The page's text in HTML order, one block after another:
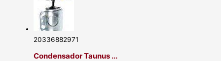
20336882971
Condensador Taunus ...